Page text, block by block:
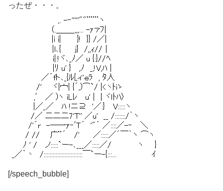
ったぜ・・・。
[/speech_bubble]